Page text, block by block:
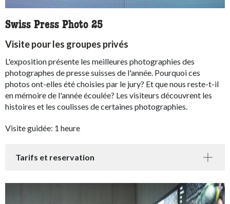
Swiss Press Photo 25
Visite pour les groupes privés
L'exposition présente les meilleures photographies des
photographes de presse suisses de l'année. Pourquoi ces
photos ont-elles été choisies par le jury? Et que nous reste-t-il
en mémoire de l'année écoulée? Les visiteurs découvrent les
histoires et les coulisses de certaines photographies.
Visite guidée: 1 heure
Tarifs et reservation